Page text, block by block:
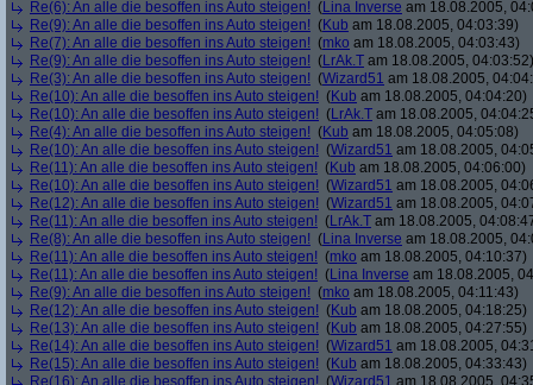
Re(6): An alle die besoffen ins Auto steigen! (Lina Inverse am 18.08.2005,
Re(9): An alle die besoffen ins Auto steigen! (Kub am 18.08.2005, 04:03:39)
Re(7): An alle die besoffen ins Auto steigen! (mko am 18.08.2005, 04:03:43)
Re(9): An alle die besoffen ins Auto steigen! (LrAk.T am 18.08.2005, 04:03:52)
Re(3): An alle die besoffen ins Auto steigen! (Wizard51 am 18.08.2005,
Re(10): An alle die besoffen ins Auto steigen! (Kub am 18.08.2005, 04:04:20)
Re(10): An alle die besoffen ins Auto steigen! (LrAk.T am 18.08.2005,
Re(4): An alle die besoffen ins Auto steigen! (Kub am 18.08.2005, 04:05:08)
Re(10): An alle die besoffen ins Auto steigen! (Wizard51 am 18.08.2005,
Re(11): An alle die besoffen ins Auto steigen! (Kub am 18.08.2005, 04:06:00)
Re(10): An alle die besoffen ins Auto steigen! (Wizard51 am 18.08.2005,
Re(12): An alle die besoffen ins Auto steigen! (Wizard51 am 18.08.2005,
Re(11): An alle die besoffen ins Auto steigen! (LrAk.T am 18.08.2005,
Re(8): An alle die besoffen ins Auto steigen! (Lina Inverse am 18.08.2005,
Re(11): An alle die besoffen ins Auto steigen! (mko am 18.08.2005, 04:10:37)
Re(11): An alle die besoffen ins Auto steigen! (Lina Inverse am 18.08.2005,
Re(9): An alle die besoffen ins Auto steigen! (mko am 18.08.2005, 04:11:43)
Re(12): An alle die besoffen ins Auto steigen! (Kub am 18.08.2005, 04:18:25)
Re(13): An alle die besoffen ins Auto steigen! (Kub am 18.08.2005, 04:27:55)
Re(14): An alle die besoffen ins Auto steigen! (Wizard51 am 18.08.2005,
Re(15): An alle die besoffen ins Auto steigen! (Kub am 18.08.2005, 04:33:43)
Re(16): An alle die besoffen ins Auto steigen! (Wizard51 am 18.08.2005,